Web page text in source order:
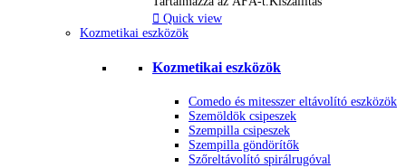
 Quick view
Kozmetikai eszközök
Kozmetikai eszközök
Comedo és mitesszer eltávolító eszközök
Szemöldök csipeszek
Szempilla csipeszek
Szempilla göndörítők
Szőreltávolító spirálrugóval